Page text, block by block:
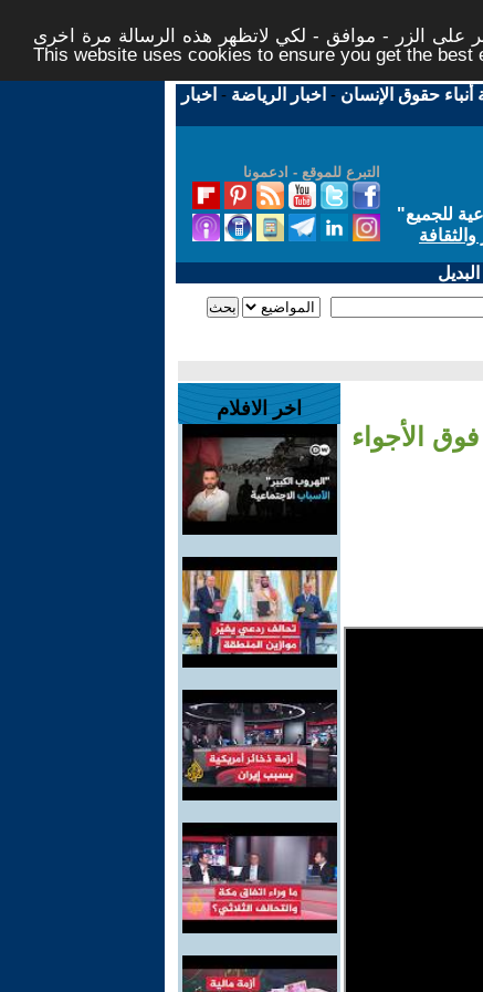
على الزر - موافق - لكي لاتظهر هذه الرسالة مرة اخرى -
This website uses cookies to ensure you get the best
أنباء حقوق الإنسان - اخبار الرياضة - اخبار
التبرع للموقع - ادعمونا
للجميع"
الأجواء
اخر الافلام